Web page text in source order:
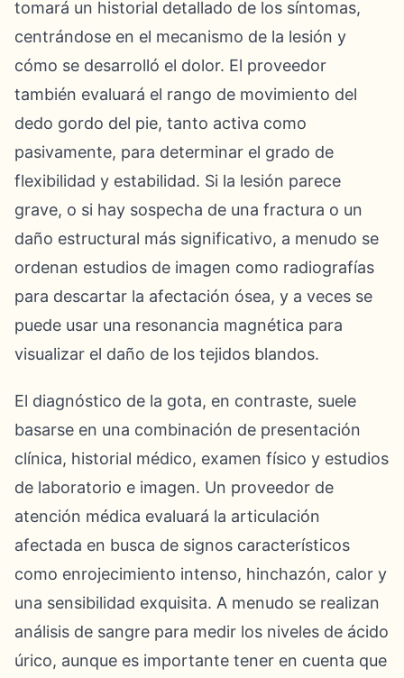
tomará un historial detallado de los síntomas,
centrándose en el mecanismo de la lesión y
cómo se desarrolló el dolor. El proveedor
también evaluará el rango de movimiento del
dedo gordo del pie, tanto activa como
pasivamente, para determinar el grado de
flexibilidad y estabilidad. Si la lesión parece
grave, o si hay sospecha de una fractura o un
daño estructural más significativo, a menudo se
ordenan estudios de imagen como radiografías
para descartar la afectación ósea, y a veces se
puede usar una resonancia magnética para
visualizar el daño de los tejidos blandos.
El diagnóstico de la gota, en contraste, suele
basarse en una combinación de presentación
clínica, historial médico, examen físico y estudios
de laboratorio e imagen. Un proveedor de
atención médica evaluará la articulación
afectada en busca de signos característicos
como enrojecimiento intenso, hinchazón, calor y
una sensibilidad exquisita. A menudo se realizan
análisis de sangre para medir los niveles de ácido
úrico, aunque es importante tener en cuenta que